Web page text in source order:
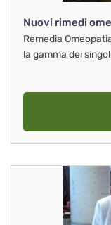
Nuovi rimedi
Remedia
la gamma dei